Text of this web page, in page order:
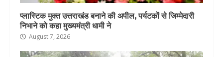
प्लास्टिक मुक्त उत्तराखंड बनाने की अपील, पर्यटकों से जिम्मेदारी
निभाने को कहा मुख्यमंत्री धामी ने
August 7, 2026